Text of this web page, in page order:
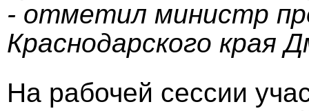
- отметил министр
Краснодарского края
На рабочей сессии